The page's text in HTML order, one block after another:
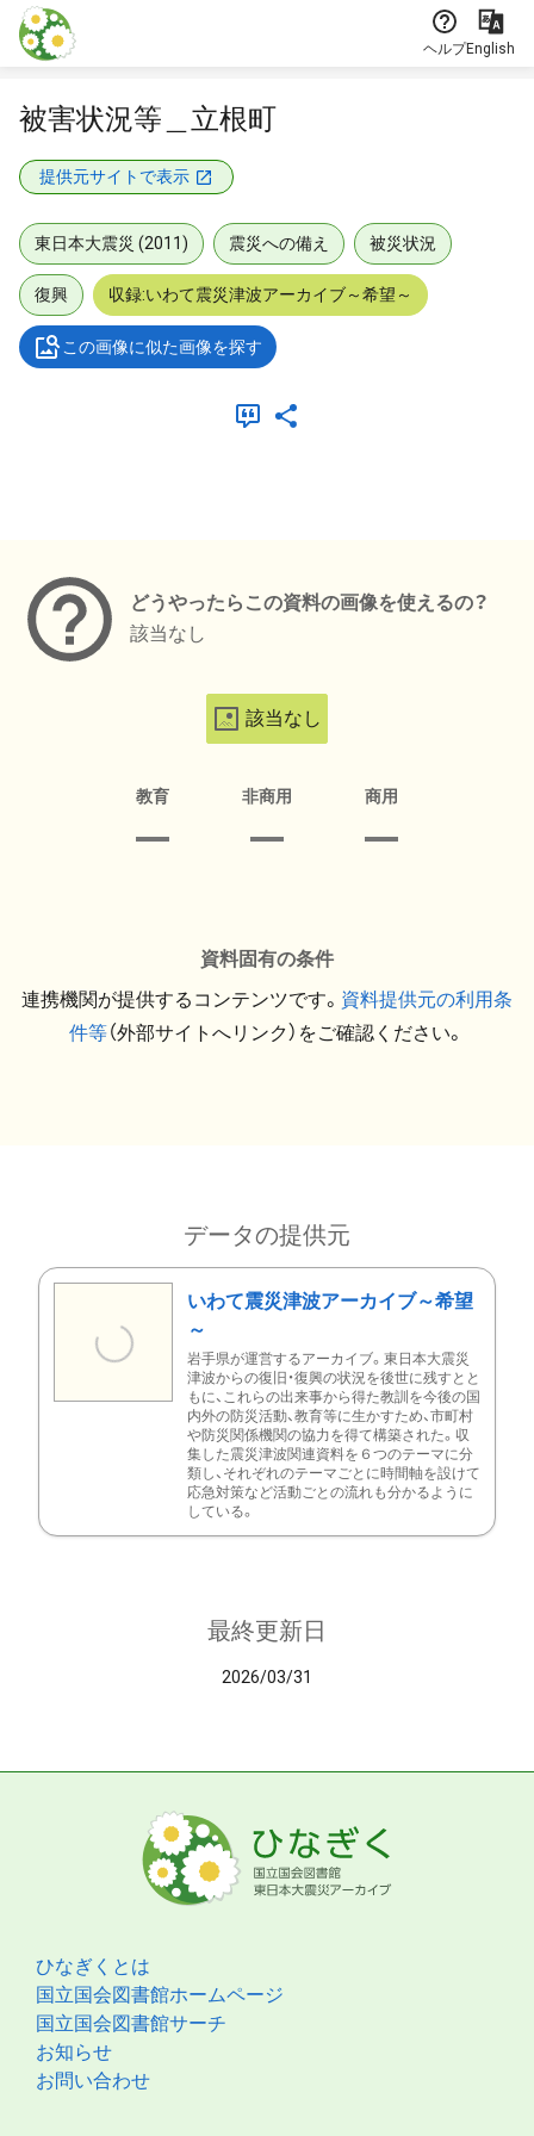
本文に飛ぶ
ヘルプEnglish
被害状況等＿立根町
提供元サイトで表示
東日本大震災 (2011) 震災への備え 被災状況
復興 収録:いわて震災津波アーカイブ～希望～
この画像に似た画像を探す
どうやったらこの資料の画像を使えるの？
該当なし
該当なし
教育 非商用 商用
資料固有の条件
連携機関が提供するコンテンツです。 資料提供元の利用条
件等（外部サイトへリンク）をご確認ください。
データの提供元
いわて震災津波アーカイブ～希望
～
岩手県が運営するアーカイブ。東日本大震災
津波からの復旧・復興の状況を後世に残すとと
もに、これらの出来事から得た教訓を今後の国
内外の防災活動、教育等に生かすため、市町村
や防災関係機関の協力を得て構築された。収
集した震災津波関連資料を６つのテーマに分
類し、それぞれのテーマごとに時間軸を設けて
応急対策など活動ごとの流れも分かるように
している。
最終更新日
2026/03/31
ひなぎくとは
国立国会図書館ホームページ
国立国会図書館サーチ
お知らせ
お問い合わせ